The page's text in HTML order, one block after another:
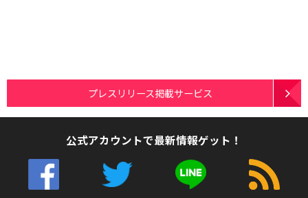
プレスリリース掲載サービス
公式アカウントで最新情報ゲット！